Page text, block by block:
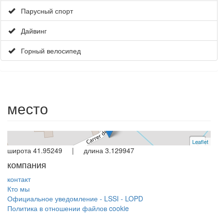
Парусный спорт
Дайвинг
Горный велосипед
место
дом
+
Leaflet
широта 41.95249 | длина 3.129947
компания
контакт
Кто мы
Официальное уведомление - LSSI - LOPD
Политика в отношении файлов cookie